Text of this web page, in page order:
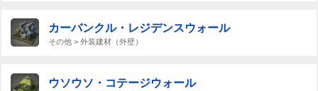
カーバンクル・レジデンスウォール
その他 > 外装建材（外壁）
ウソウソ・コテージウォール